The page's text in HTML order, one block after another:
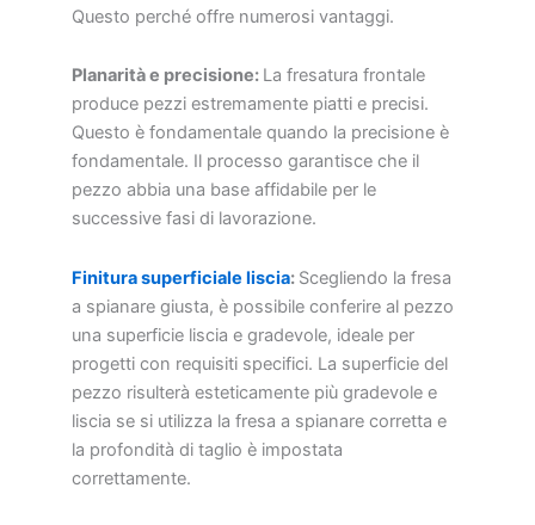
Questo perché offre numerosi vantaggi.
Planarità e precisione: La fresatura frontale
produce pezzi estremamente piatti e precisi.
Questo è fondamentale quando la precisione è
fondamentale. Il processo garantisce che il
pezzo abbia una base affidabile per le
successive fasi di lavorazione.
Finitura superficiale liscia: Scegliendo la fresa
a spianare giusta, è possibile conferire al pezzo
una superficie liscia e gradevole, ideale per
progetti con requisiti specifici. La superficie del
pezzo risulterà esteticamente più gradevole e
liscia se si utilizza la fresa a spianare corretta e
la profondità di taglio è impostata
correttamente.